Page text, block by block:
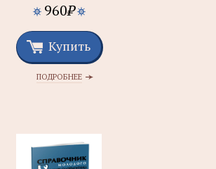
960₽
Купить
ПОДРОБНЕЕ